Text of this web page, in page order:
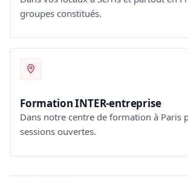
groupes constitués.
Formation INTER-entreprise
Dans notre centre de formation à Paris
sessions ouvertes.